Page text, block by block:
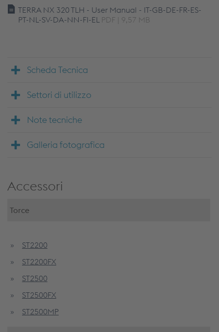
TERRA NX 320 TLH - User Manual - IT-GB-DE-FR-ES-
PT-NL-SV-DA-NN-FI-EL PDF | 9,57 MB
Scheda Tecnica
Settori di utilizzo
Note tecniche
Galleria fotografica
Accessori
Torce
ST2200
ST2200FX
ST2500
ST2500FX
ST2500MP